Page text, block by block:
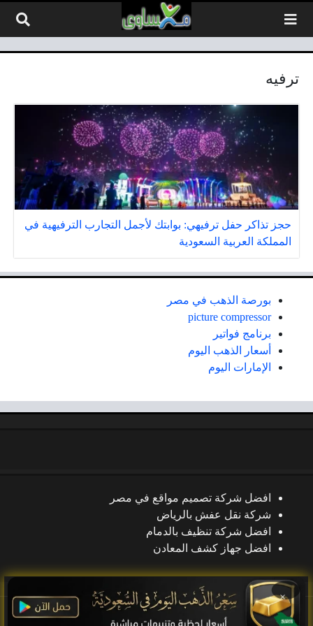
ترفيه
حجز تذاكر حفل ترفيهي: بوابتك لأجمل التجارب الترفيهية في
المملكة العربية السعودية
بورصة الذهب في مصر
picture compressor
برنامج فواتير
أسعار الذهب اليوم
الإمارات اليوم
افضل شركة تصميم مواقع في مصر
شركة نقل عفش بالرياض
افضل شركة تنظيف بالدمام
افضل جهاز كشف المعادن
×